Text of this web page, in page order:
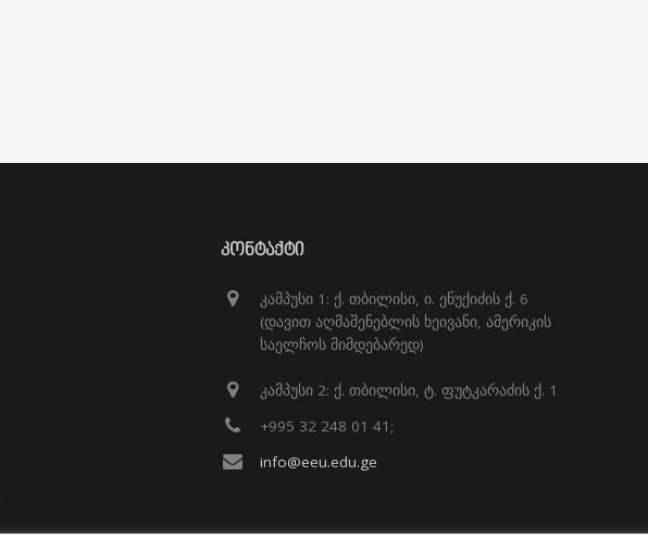
ᲙᲝᲜᲢᲐᲥᲢᲘ
კამპუსი 1: ქ. თბილისი, ი. ენუქიძის ქ. 6
(დავით აღმაშენებლის ხეივანი, ამერიკის
საელჩოს მიმდებარედ)
კამპუსი 2: ქ. თბილისი, ტ. ფუტკარაძის ქ. 1
+995 32 248 01 41;
info@eeu.edu.ge